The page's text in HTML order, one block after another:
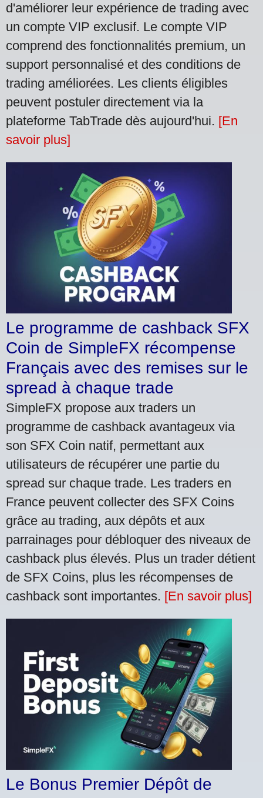
d'améliorer leur expérience de trading avec
un compte VIP exclusif. Le compte VIP
comprend des fonctionnalités premium, un
support personnalisé et des conditions de
trading améliorées. Les clients éligibles
peuvent postuler directement via la
plateforme TabTrade dès aujourd'hui. [En
savoir plus]
Le programme de cashback SFX
Coin de SimpleFX récompense
Français avec des remises sur le
spread à chaque trade
SimpleFX propose aux traders un
programme de cashback avantageux via
son SFX Coin natif, permettant aux
utilisateurs de récupérer une partie du
spread sur chaque trade. Les traders en
France peuvent collecter des SFX Coins
grâce au trading, aux dépôts et aux
parrainages pour débloquer des niveaux de
cashback plus élevés. Plus un trader détient
de SFX Coins, plus les récompenses de
cashback sont importantes. [En savoir plus]
Le Bonus Premier Dépôt de